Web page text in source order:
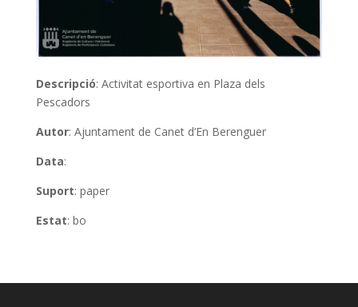
Descripció: Activitat esportiva en Plaza dels
Pescadors
Autor: Ajuntament de Canet d’En Berenguer
Data:
Suport: paper
Estat: bo